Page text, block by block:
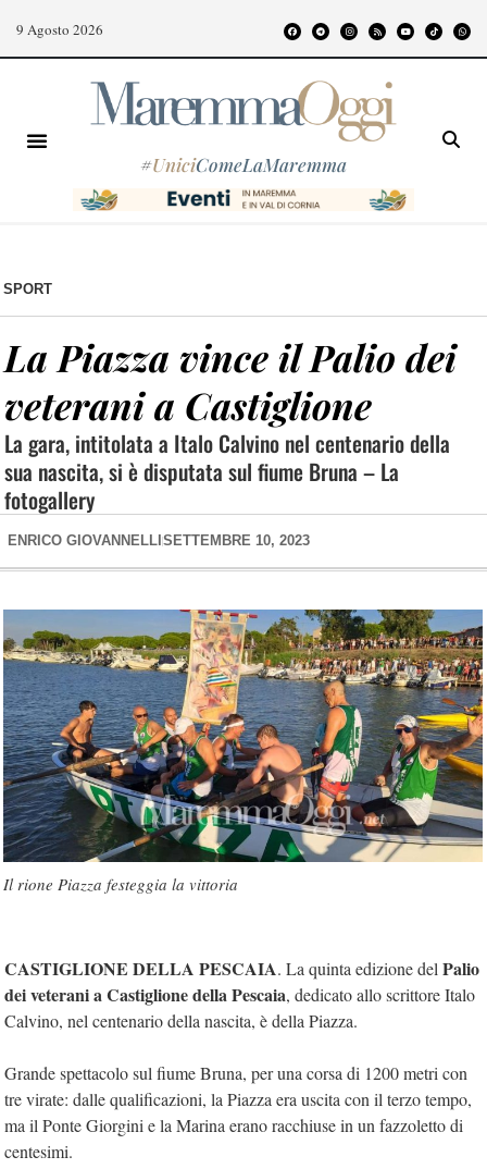
9 Agosto 2026
#UniciComeLaMaremma
SPORT
La Piazza vince il Palio dei
veterani a Castiglione
La gara, intitolata a Italo Calvino nel centenario della
sua nascita, si è disputata sul fiume Bruna – La
fotogallery
ENRICO GIOVANNELLI SETTEMBRE 10, 2023
Il rione Piazza festeggia la vittoria
CASTIGLIONE DELLA PESCAIA. La quinta edizione del Palio
dei veterani a Castiglione della Pescaia, dedicato allo scrittore Italo
Calvino, nel centenario della nascita, è della Piazza.
Grande spettacolo sul fiume Bruna, per una corsa di 1200 metri con
tre virate: dalle qualificazioni, la Piazza era uscita con il terzo tempo,
ma il Ponte Giorgini e la Marina erano racchiuse in un fazzoletto di
centesimi.